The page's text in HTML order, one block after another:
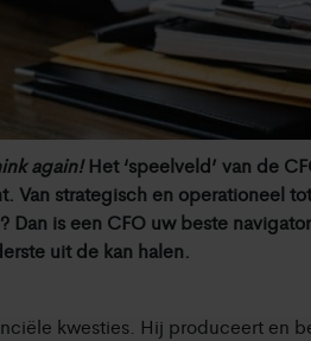
again! Het ‘speelveld’ van de
Van strategisch en operationeel
is een CFO uw beste
uit de kan halen.
kwesties. Hij produceert en